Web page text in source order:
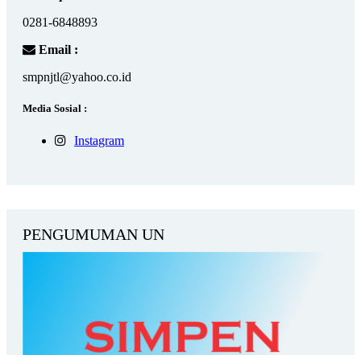
0281-6848893
Email :
smpnjtl@yahoo.co.id
Media Sosial :
Instagram
PENGUMUMAN UN